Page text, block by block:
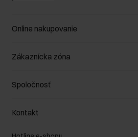
Online nakupovanie
Spravovať súbory cookie
Spôsob platby
Vrátenie
Zákaznícka zóna
Zákazníky klub
Pravidlá propagácie
Starostlivosť o kožu
Spoločnosť
O nás
GDPR - Zásady ochrany osobných údajov
Kontakt